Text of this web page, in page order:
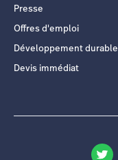
Presse
Offres d'emploi
Développement durable
Devis immédiat